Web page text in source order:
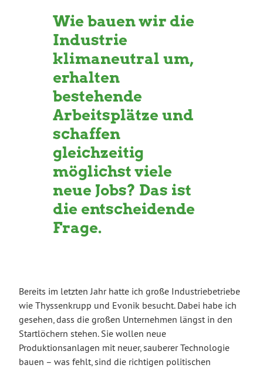
Wie bauen wir die
Industrie
klimaneutral um,
erhalten
bestehende
Arbeitsplätze und
schaffen
gleichzeitig
möglichst viele
neue Jobs? Das ist
die entscheidende
Frage.
Bereits im letzten Jahr hatte ich große Industriebetriebe
wie Thyssenkrupp und Evonik besucht. Dabei habe ich
gesehen, dass die großen Unternehmen längst in den
Startlöchern stehen. Sie wollen neue
Produktionsanlagen mit neuer, sauberer Technologie
bauen – was fehlt, sind die richtigen politischen